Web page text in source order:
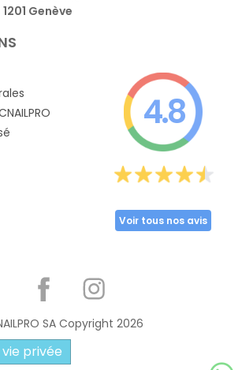
Genève
4.8
Voir tous nos avis
SA Copyright 2026
privée